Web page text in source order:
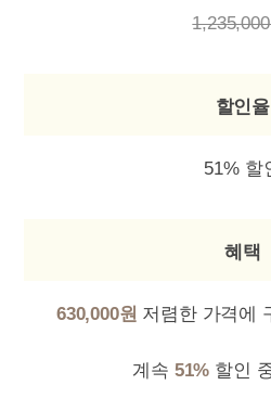
할인율
51% 할
혜택
630,000원 저렴한 가격에
계속 51% 할인